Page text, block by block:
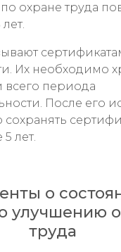
охране труда
Их необходимо
всего периода
После его
лет.
о
улучшению
труда